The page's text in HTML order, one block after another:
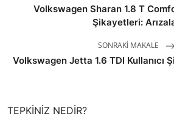
Volkswagen Sharan 1.8 T
Şikayetleri:
SONRAKI MAKALE
Volkswagen Jetta 1.6 TDI Kullanıcı
TEPKINIZ NEDIR?